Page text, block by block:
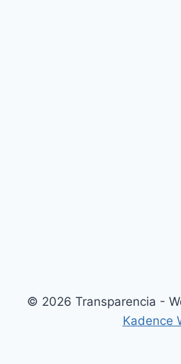
© 2026 Transparencia -
Kadence